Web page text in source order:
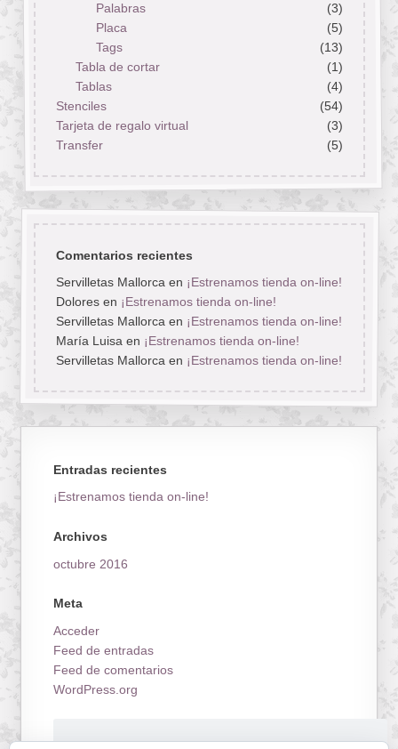
Palabras
(3)
Placa
(5)
Tags
(13)
Tabla de cortar
(1)
Tablas
(4)
Stenciles
(54)
Tarjeta de regalo virtual
(3)
Transfer
(5)
Comentarios recientes
Servilletas Mallorcaen ¡Estrenamos tienda on-line!
Doloresen ¡Estrenamos tienda on-line!
Servilletas Mallorcaen ¡Estrenamos tienda on-line!
María Luisaen ¡Estrenamos tienda on-line!
Servilletas Mallorcaen ¡Estrenamos tienda on-line!
Entradas recientes
¡Estrenamos tienda on-line!
Archivos
octubre 2016
Meta
Acceder
Feed de entradas
Feed de comentarios
WordPress.org